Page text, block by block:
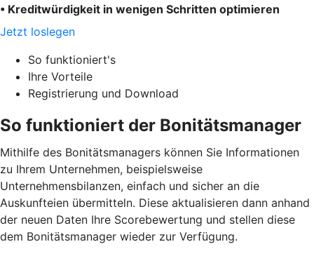
• Kreditwürdigkeit in wenigen Schritten optimieren
Jetzt loslegen
So funktioniert's
Ihre Vorteile
Registrierung und Download
So funktioniert der Bonitätsmanager
Mithilfe des Bonitätsmanagers können Sie Informationen
zu Ihrem Unternehmen, beispielsweise
Unternehmensbilanzen, einfach und sicher an die
Auskunfteien übermitteln. Diese aktualisieren dann anhand
der neuen Daten Ihre Scorebewertung und stellen diese
dem Bonitätsmanager wieder zur Verfügung.